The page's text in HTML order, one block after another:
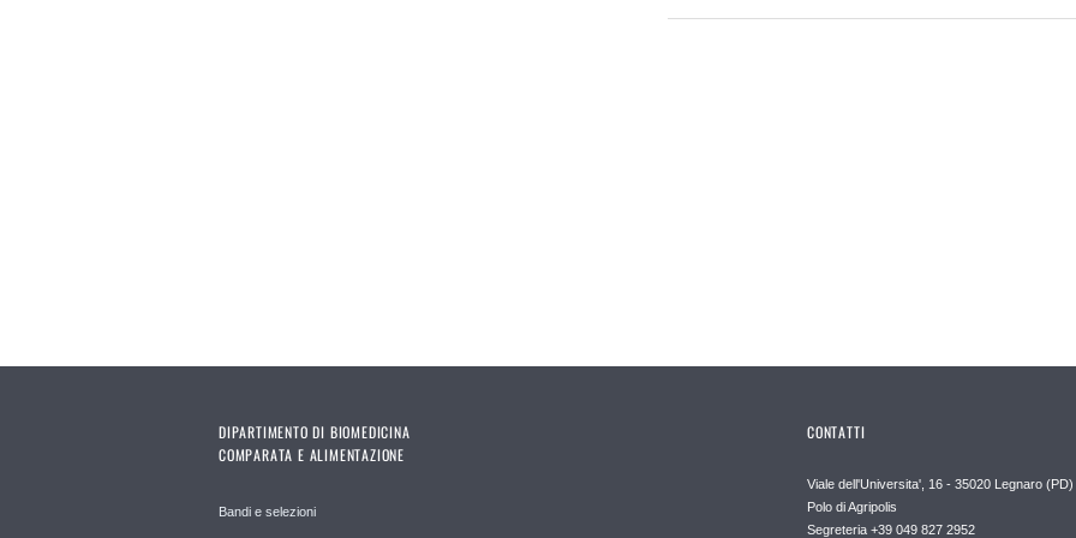
DIPARTIMENTO DI BIOMEDICINA
COMPARATA E ALIMENTAZIONE
Bandi e selezioni
CONTATTI
Viale dell'Universita', 16 - 35020 Legnaro (PD)
Polo di Agripolis
Segreteria +39 049 827 2952